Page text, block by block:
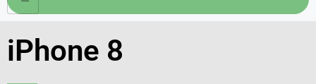
iPhone 8